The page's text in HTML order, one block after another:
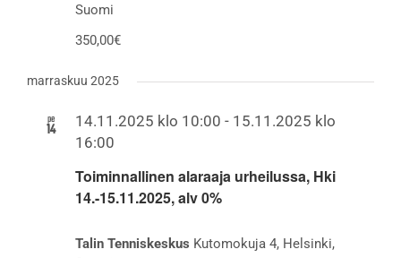
Suomi
350,00€
marraskuu 2025
pe
14
Toiminnallinen alaraaja urheilussa, Hki
14.-15.11.2025, alv 0%
14.11.2025 klo 10:00 - 15.11.2025 klo
16:00
Talin Tenniskeskus Kutomokuja 4, Helsinki,